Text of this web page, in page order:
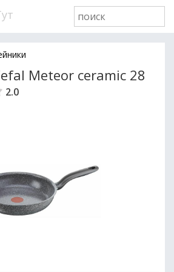
Meteor ceramic 28
2.0